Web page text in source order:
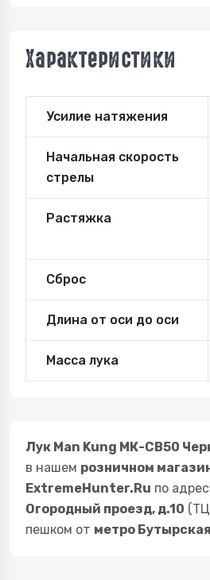
Характеристики
Усилие натяжения
Начальная скорость
стрелы
Растяжка
Сброс
Длина от оси до оси
Масса лука
Лук Man Kung МК-CB50
в нашем розничном
ExtremeHunter.Ru по
Огородный проезд, д.10
пешком от метро Бутырская